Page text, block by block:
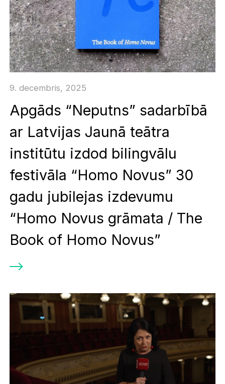
9. decembris, 2025
Apgāds “Neputns” sadarbībā
ar Latvijas Jaunā teātra
institūtu izdod bilingvālu
festivāla “Homo Novus” 30
gadu jubilejas izdevumu
“Homo Novus grāmata / The
Book of Homo Novus”